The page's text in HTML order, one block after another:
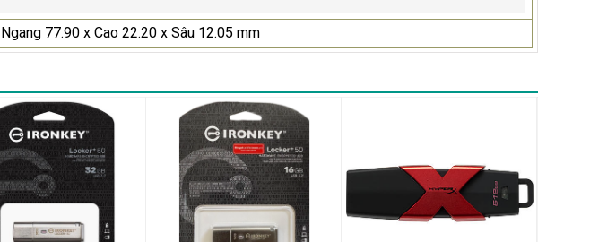
Ngang 77.90 x Cao 22.20 x Sâu 12.05 mm